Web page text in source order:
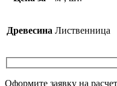
Древесина Лиственница
Оформите заявку на